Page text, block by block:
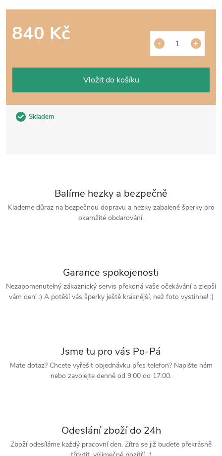
Skladem
840 Kč
Vložit do košíku
Balíme hezky a bezpečně
Klademe důraz na bezpečnou dopravu a hezky zabalené šperky pro
okamžité obdarování.
Garance spokojenosti
Nezapomenutelný zákaznický servis překoná vaše očekávání a zlepší
vám den! :) A potěší vás šperky ještě krásnější, než foto vystihne! :)
Jsme tu pro vás Po-Pá
Mate dotaz? Chcete vyřešit objednávku přes telefon? Napište nám
nebo zavolejte denně od 9:00 do 17:00.
Odeslání zboží do 24h
Zboží odesíláme každý pracovní den. Zítra se již budete překrásně